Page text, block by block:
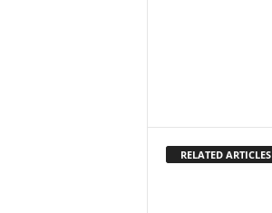
RELATED ARTICLES